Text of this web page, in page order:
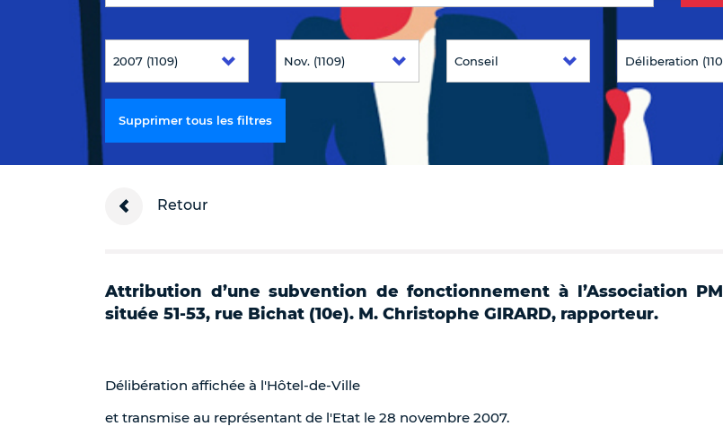
Supprimer tous les filtres
Retour
Attribution d’une subvention de fonctionnement à l’Association PM
située 51-53, rue Bichat (10e). M. Christophe GIRARD, rapporteur.
Délibération affichée à l'Hôtel-de-Ville
et transmise au représentant de l'Etat le 28 novembre 2007.